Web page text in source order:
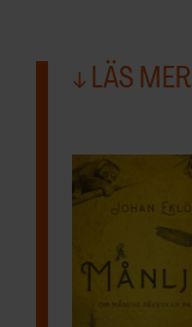
LÄS MER